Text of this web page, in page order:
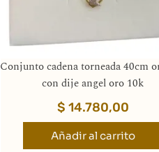
Conjunto cadena torneada 40cm
con dije angel oro 10k
$ 14.780,00
Añadir al carrito